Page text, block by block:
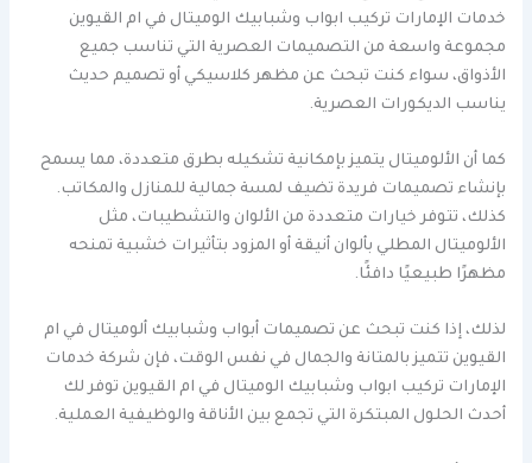
خدمات الإمارات تركيب ابواب وشبابيك الوميتال في ام القيوين
مجموعة واسعة من التصميمات العصرية التي تناسب جميع
الأذواق، سواء كنت تبحث عن مظهر كلاسيكي أو تصميم حديث
يناسب الديكورات العصرية.
كما أن الألوميتال يتميز بإمكانية تشكيله بطرق متعددة، مما يسمح
بإنشاء تصميمات فريدة تضيف لمسة جمالية للمنازل والمكاتب.
كذلك، تتوفر خيارات متعددة من الألوان والتشطيبات، مثل
الألوميتال المطلي بألوان أنيقة أو المزود بتأثيرات خشبية تمنحه
مظهرًا طبيعيًا دافئًا.
لذلك، إذا كنت تبحث عن تصميمات أبواب وشبابيك ألوميتال في ام
القيوين تتميز بالمتانة والجمال في نفس الوقت، فإن شركة خدمات
الإمارات تركيب ابواب وشبابيك الوميتال في ام القيوين توفر لك
أحدث الحلول المبتكرة التي تجمع بين الأناقة والوظيفية العملية.